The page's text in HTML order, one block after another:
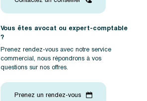
Vous êtes avocat ou expert-comptable
?
Prenez rendez-vous avec notre service
commercial, nous répondrons à vos
questions sur nos offres.
Prenez un rendez-vous